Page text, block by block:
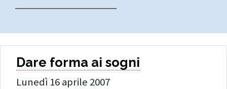
Dare forma ai sogni
Lunedì 16 aprile 2007